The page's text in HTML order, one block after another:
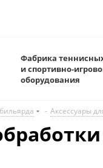
Фабрика
и спортивно-
оборудования
- Аксессуары